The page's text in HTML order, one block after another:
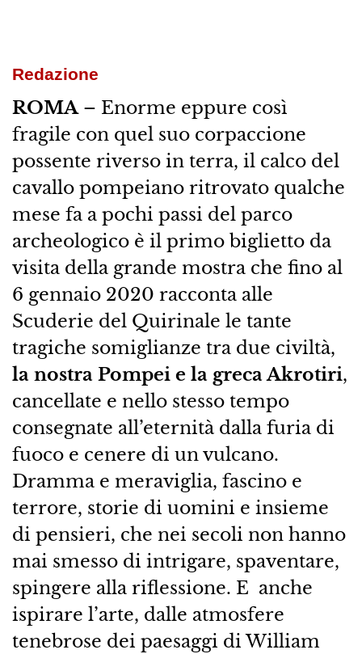
Redazione
ROMA– Enorme eppure così
fragile con quel suo corpaccione
possente riverso in terra, il calco del
cavallo pompeiano ritrovato qualche
mese fa a pochi passi del parco
archeologico è il primo biglietto da
visita della grande mostra che fino al
6 gennaio 2020 racconta alle
Scuderie del Quirinale le tante
tragiche somiglianze tra due civiltà,
la nostra Pompei e la greca Akrotiri,
cancellate e nello stesso tempo
consegnate all’eternità dalla furia di
fuoco e cenere di un vulcano.
Dramma e meraviglia, fascino e
terrore, storie di uomini e insieme
di pensieri, che nei secoli non hanno
mai smesso di intrigare, spaventare,
spingere alla riflessione. E anche
ispirare l’arte, dalle atmosfere
tenebrose dei paesaggi di William